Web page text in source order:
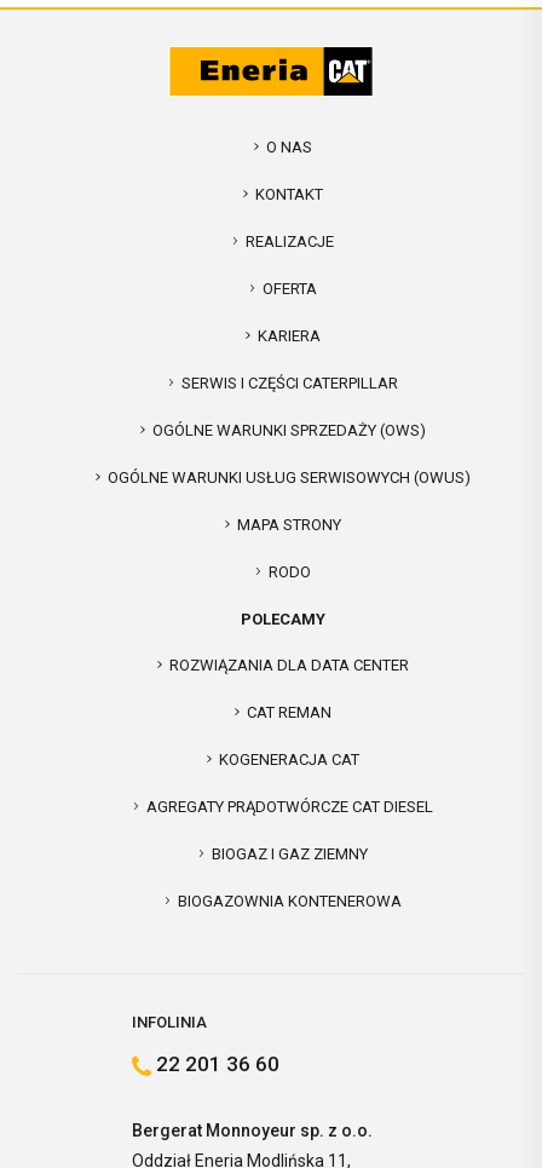
O NAS
KONTAKT
REALIZACJE
OFERTA
KARIERA
SERWIS I CZĘŚCI CATERPILLAR
OGÓLNE WARUNKI SPRZEDAŻY (OWS)
OGÓLNE WARUNKI USŁUG SERWISOWYCH (OWUS)
MAPA STRONY
RODO
POLECAMY
ROZWIĄZANIA DLA DATA CENTER
CAT REMAN
KOGENERACJA CAT
AGREGATY PRĄDOTWÓRCZE CAT DIESEL
BIOGAZ I GAZ ZIEMNY
BIOGAZOWNIA KONTENEROWA
INFOLINIA
22 201 36 60
Bergerat Monnoyeur sp. z o.o.
Oddział Eneria Modlińska 11,